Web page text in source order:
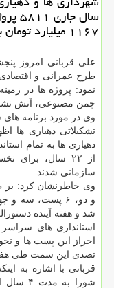
سال
۱۱۶۷ میلیارد تومان به بهره برداری خواهد رسید.
طرح عمرانی و اقتصادی
نمود: پروژه ها در
چمن مصنوعی، آتش
وی در مورد برنامه های
تشکیلاتی دهیاری ها
دهیاری ها به تمام
از ۲۲ سال، برای
سازمانی شدند.
وی خاطرنشان کرد: بر
شد و هفته آینده
استانداری های
احراز این پست ها و
تصدی این سمت طی
شورا